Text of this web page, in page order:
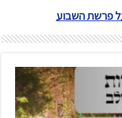
פרשת השבוע